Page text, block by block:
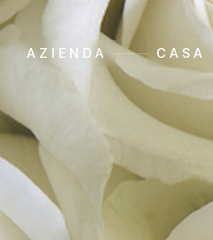
AZIENDA CASA